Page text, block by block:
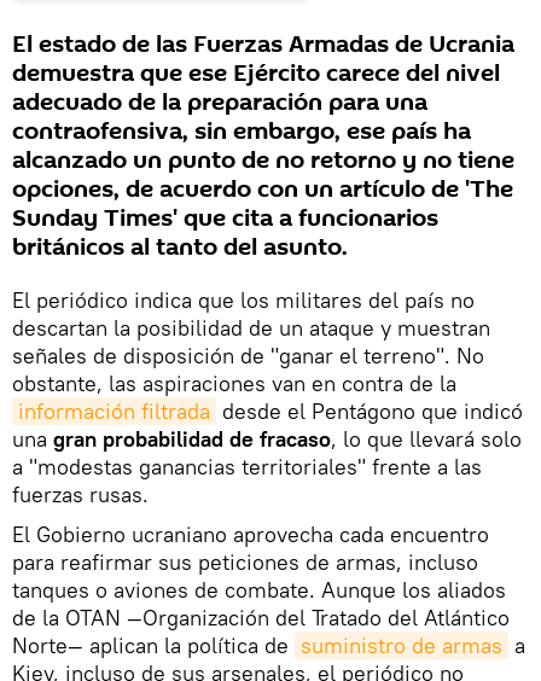
El estado de las Fuerzas Armadas de Ucrania
demuestra que ese Ejército carece del nivel
adecuado de la preparación para una
contraofensiva, sin embargo, ese país ha
alcanzado un punto de no retorno y no tiene
opciones, de acuerdo con un artículo de 'The
Sunday Times' que cita a funcionarios
británicos al tanto del asunto.
El periódico indica que los militares del país no
descartan la posibilidad de un ataque y muestran
señales de disposición de "ganar el terreno". No
obstante, las aspiraciones van en contra de la
información filtrada desde el Pentágono que indicó
una gran probabilidad de fracaso, lo que llevará solo
a "modestas ganancias territoriales" frente a las
fuerzas rusas.
El Gobierno ucraniano aprovecha cada encuentro
para reafirmar sus peticiones de armas, incluso
tanques o aviones de combate. Aunque los aliados
de la OTAN —Organización del Tratado del Atlántico
Norte— aplican la política de suministro de armas a
Kiev, incluso de sus arsenales, el periódico no